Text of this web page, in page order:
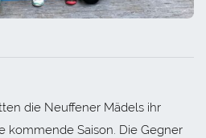
die Neuffener Mädels ihr
kommende Saison. Die Gegner